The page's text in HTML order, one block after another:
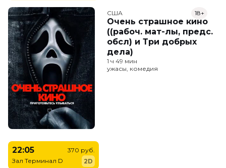
США
Очень страшное кино
((рабоч. мат-лы, предс.
обсл) и Три добрых
дела)
18+
1 ч 49 мин
ужасы, комедия
22:05
Зал Терминал D
370 руб.
2D